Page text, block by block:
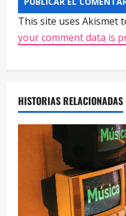
This site uses Akismet
your comment data is
HISTORIAS RELACIONADAS